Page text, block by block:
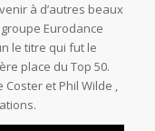
à d’autres beaux
Eurodance
le titre qui fut le
place du Top 50.
et Phil Wilde ,